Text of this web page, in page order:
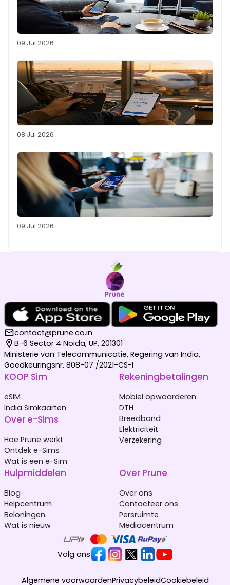
09 Jul 2026
08 Jul 2026
09 Jul 2026
contact@prune.co.in
B-6 Sector 4 Noida, UP, 201301
Ministerie van Telecommunicatie, Regering van India,
Goedkeuringsnr. 808-07 /2021-CS-I
KOOP Sim
eSIM
India Simkaarten
Over e-Sims
Hoe Prune werkt
Ontdek e-Sims
Wat is een e-Sim
Rekeningbetalingen
Mobiel opwaarderen
DTH
Breedband
Elektriciteit
Verzekering
Hulpmiddelen
Blog
Helpcentrum
Beloningen
Wat is nieuw
Over Prune
Over ons
Contacteer ons
Persruimte
Mediacentrum
Volg ons
Algemene voorwaardenPrivacybeleidCookiebeleid